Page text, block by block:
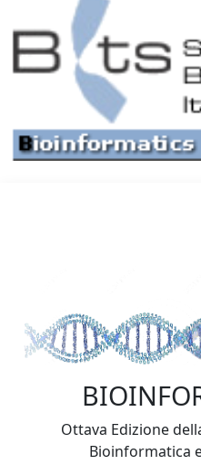
Ottava Edizione
Bioinformatica